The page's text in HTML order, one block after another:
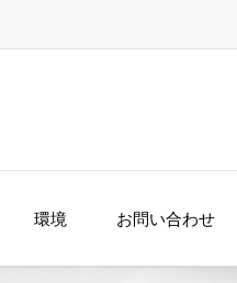
環境 お問い合わせ